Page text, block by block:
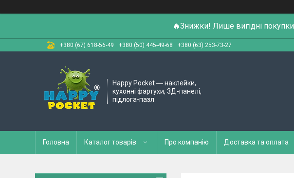
🔥Знижки! Лише вигідні покупки
+380 (67) 618-56-49 +380 (50) 445-49-68 +380 (63) 253-73-27
Happy Pocket ― наклейки,
кухонні фартухи, 3Д-панелі,
підлога-пазл
Головна Каталог товарів Про компанію Доставка та оплата